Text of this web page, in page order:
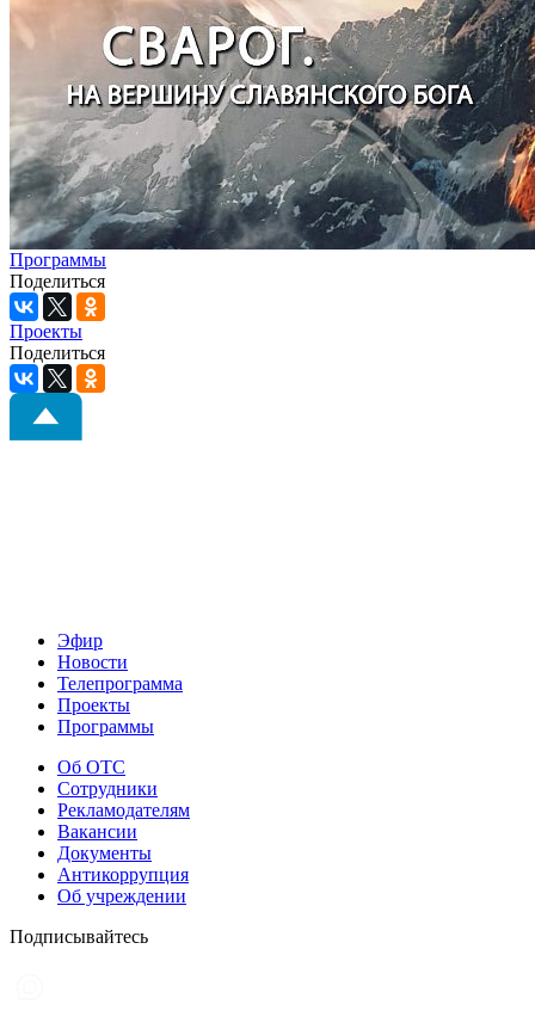
Программы
Поделиться
Проекты
Поделиться
Эфир
Новости
Телепрограмма
Проекты
Программы
Об ОТС
Сотрудники
Рекламодателям
Вакансии
Документы
Антикоррупция
Об учреждении
Подписывайтесь